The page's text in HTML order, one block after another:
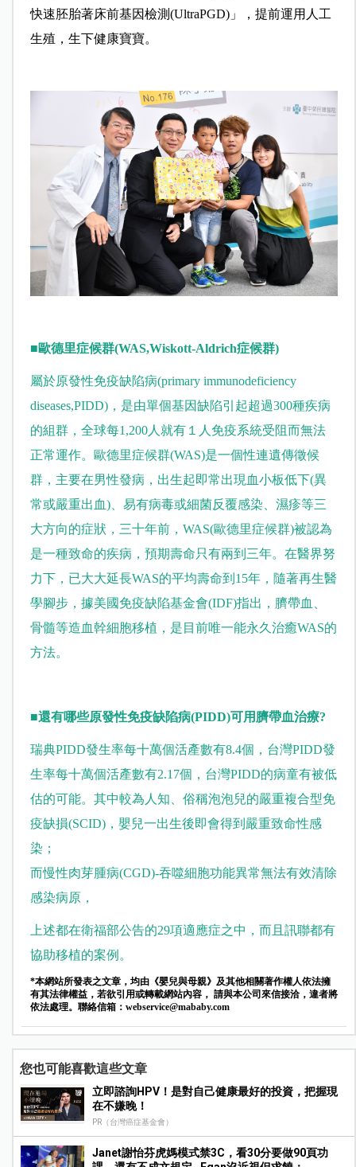
快速胚胎著床前基因檢測(UltraPGD)」，提前運用人工
生殖，生下健康寶寶。
■歐德里症候群(WAS,Wiskott-Aldrich症候群)
屬於原發性免疫缺陷病(primary immunodeficiency
diseases,PIDD)，是由單個基因缺陷引起超過300種疾病
的組群，全球每1,200人就有１人免疫系統受阻而無法
正常運作。歐德里症候群(WAS)是一個性連遺傳徵候
群，主要在男性發病，出生起即常出現血小板低下(異
常或嚴重出血)、易有病毒或細菌反覆感染、濕疹等三
大方向的症狀，三十年前，WAS(歐德里症候群)被認為
是一種致命的疾病，預期壽命只有兩到三年。在醫界努
力下，已大大延長WAS的平均壽命到15年，隨著再生醫
學腳步，據美國免疫缺陷基金會(IDF)指出，臍帶血、
骨髓等造血幹細胞移植，是目前唯一能永久治癒WAS的
方法。
■還有哪些原發性免疫缺陷病(PIDD)可用臍帶血治療?
瑞典PIDD發生率每十萬個活產數有8.4個，台灣PIDD發
生率每十萬個活產數有2.17個，台灣PIDD的病童有被低
估的可能。其中較為人知、俗稱泡泡兒的嚴重複合型免
疫缺損(SCID)，嬰兒一出生後即會得到嚴重致命性感
染；
而慢性肉芽腫病(CGD)-吞噬細胞功能異常無法有效清除
感染病原，
上述都在衛福部公告的29項適應症之中，而且訊聯都有
協助移植的案例。
*本網站所發表之文章，均由《嬰兒與母親》及其他相關著作權人依法擁
有其法律權益，若欲引用或轉載網站內容， 請與本公司來信接洽，違者將
依法處理。聯絡信箱： webservice@mababy.com
您也可能喜歡這些文章
立即諮詢HPV！是對自己健康最好的投資，把握現
在不嫌晚！
PR（台灣癌症基金會）
Janet謝怡芬虎媽模式禁3C，看30分要做90頁功